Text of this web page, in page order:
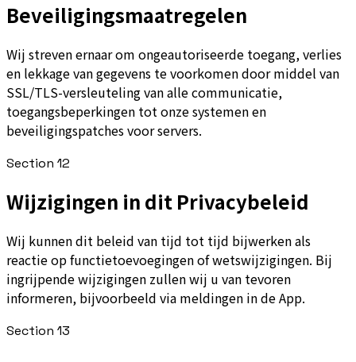
Beveiligingsmaatregelen
Wij streven ernaar om ongeautoriseerde toegang, verlies
en lekkage van gegevens te voorkomen door middel van
SSL/TLS-versleuteling van alle communicatie,
toegangsbeperkingen tot onze systemen en
beveiligingspatches voor servers.
Section 12
Wijzigingen in dit Privacybeleid
Wij kunnen dit beleid van tijd tot tijd bijwerken als
reactie op functietoevoegingen of wetswijzigingen. Bij
ingrijpende wijzigingen zullen wij u van tevoren
informeren, bijvoorbeeld via meldingen in de App.
Section 13